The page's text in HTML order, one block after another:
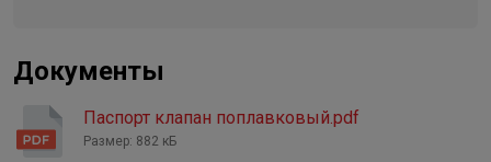
Документы
Паспорт клапан поплавковый.pdf
Размер: 882 кБ